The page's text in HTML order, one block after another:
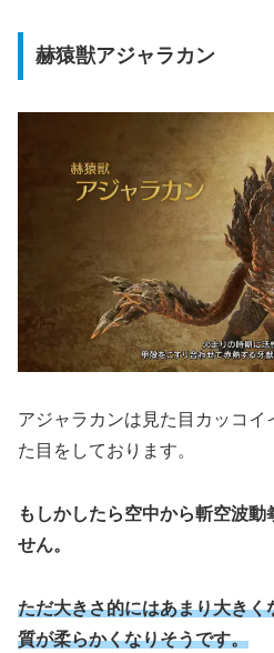
赫猿獣アジャラカン
アジャラカンは見た目カッコ
た目をしております。
もしかしたら空中から斬空波動
せん。
ただ大きさ的にはあまり大き
質が柔らかくなりそうです。